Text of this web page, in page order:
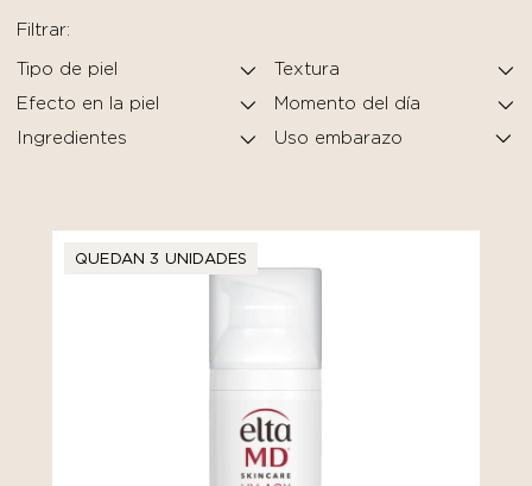
Filtrar:
Tipo de piel
Textura
Efecto en la piel
Momento del día
Ingredientes
QUEDAN 3 UNIDADES